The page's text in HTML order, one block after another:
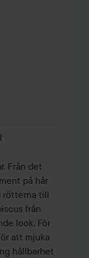
Från det
på hår
rötterna till
från
look. För
att mjuka
hållbarhet